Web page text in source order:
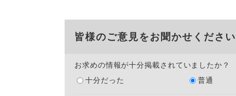
皆様のご意見をお聞かせください
お求めの情報が十分掲載されていましたか？
十分だった
普通